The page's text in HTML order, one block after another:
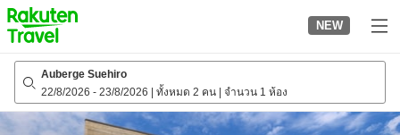
to
top
page
NEW
Auberge Suehiro
22/8/2026 - 23/8/2026 ทั้งหมด 2 คน จำนวน 1 ห้อง